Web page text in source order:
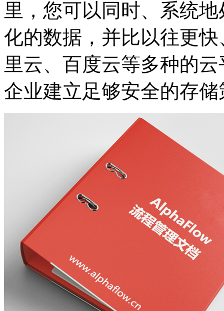
里，您可以同时、系统
化的数据，并比以往更
里云、百度云等多种的
企业建立足够安全的存储